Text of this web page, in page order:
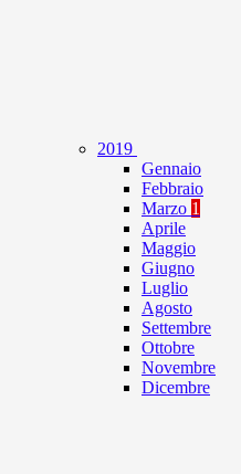
2019
Gennaio
Febbraio
Marzo 1
Aprile
Maggio
Giugno
Luglio
Agosto
Settembre
Ottobre
Novembre
Dicembre